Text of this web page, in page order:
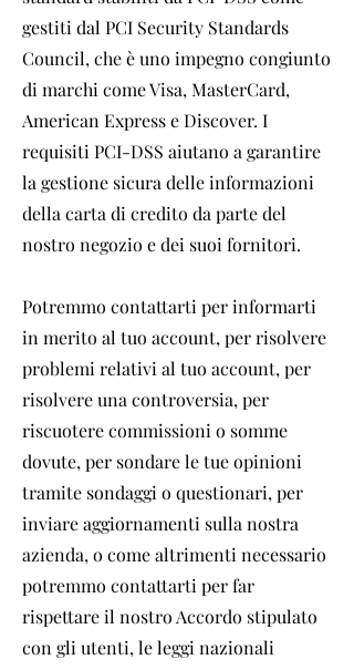
gestiti dal PCI Security Standards
Council, che è uno impegno congiunto
di marchi come Visa, MasterCard,
American Express e Discover. I
requisiti PCI-DSS aiutano a garantire
la gestione sicura delle informazioni
della carta di credito da parte del
nostro negozio e dei suoi fornitori.
Potremmo contattarti per informarti
in merito al tuo account, per risolvere
problemi relativi al tuo account, per
risolvere una controversia, per
riscuotere commissioni o somme
dovute, per sondare le tue opinioni
tramite sondaggi o questionari, per
inviare aggiornamenti sulla nostra
azienda, o come altrimenti necessario
potremmo contattarti per far
rispettare il nostro Accordo stipulato
con gli utenti, le leggi nazionali